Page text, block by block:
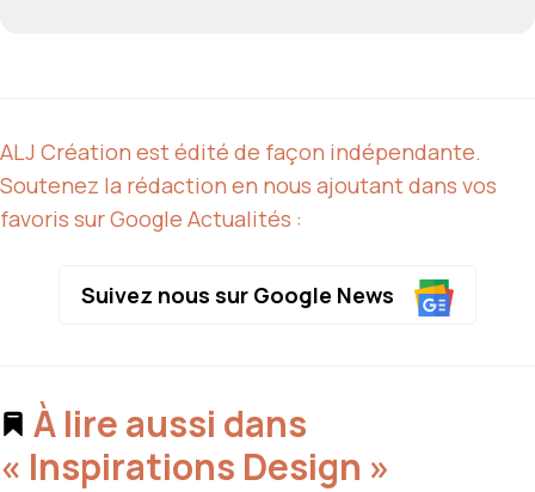
ALJ Création est édité de façon indépendante.
Soutenez la rédaction en nous ajoutant dans vos
favoris sur Google Actualités :
Suivez nous sur Google News
À lire aussi dans
« Inspirations Design »